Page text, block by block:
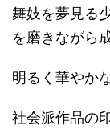
舞妓を夢見る
を磨きながら
明るく華やか
社会派作品の